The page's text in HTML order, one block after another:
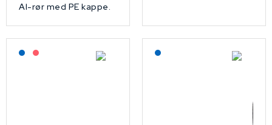
Al-rør med PE kappe.
Lagerført: NEK Kabel
På forespørsel Lagerført: NEK Kabel